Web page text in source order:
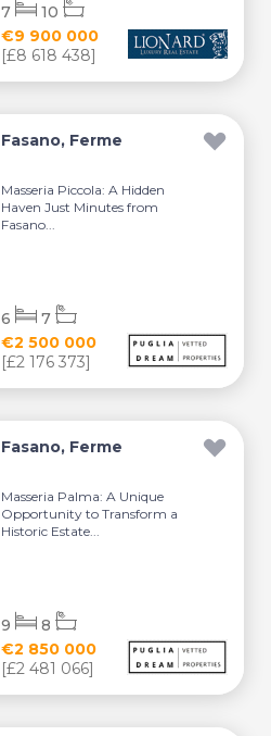
€9 900 000
[£8 618 438]
7 10
Fasano, Ferme
Masseria Piccola: A Hidden
Haven Just Minutes from
Fasano...
€2 500 000
[£2 176 373]
6 7
Fasano, Ferme
Masseria Palma: A Unique
Opportunity to Transform a
Historic Estate...
€2 850 000
[£2 481 066]
9 8